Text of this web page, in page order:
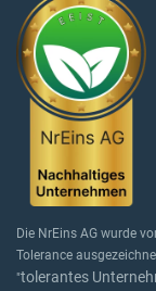
Die NrEins AG wurde
Tolerance
"tolerantes